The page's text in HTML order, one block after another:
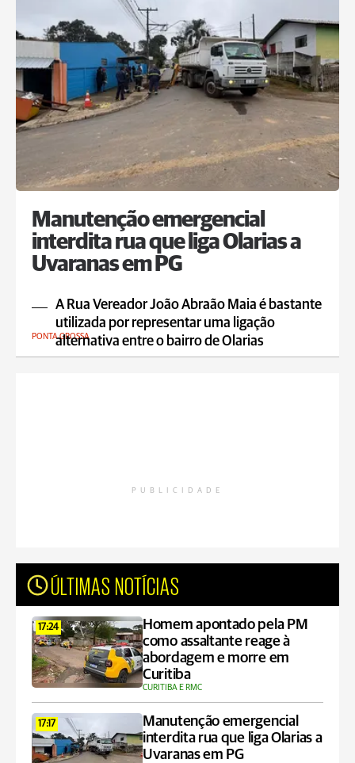
Manutenção emergencial
interdita rua que liga Olarias a
Uvaranas em PG
A Rua Vereador João Abraão Maia é bastante
utilizada por representar uma ligação
alternativa entre o bairro de Olarias
PONTA GROSSA
PUBLICIDADE
ÚLTIMAS NOTÍCIAS
17:24
Homem apontado pela PM
como assaltante reage à
abordagem e morre em
Curitiba
CURITIBA E RMC
17:17
Manutenção emergencial
interdita rua que liga Olarias a
Uvaranas em PG